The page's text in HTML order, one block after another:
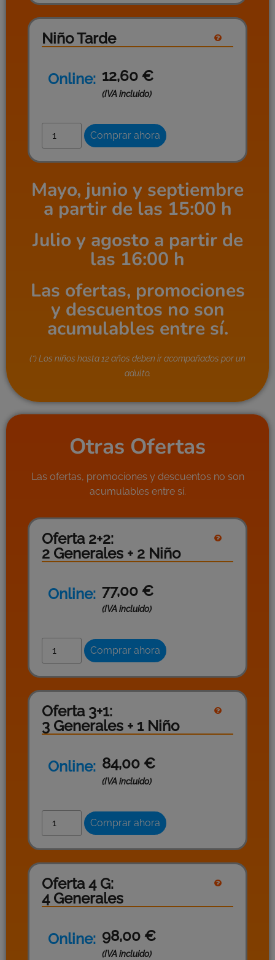
Niño Tarde
Online: 12,60 €
(IVA incluido)
Comprar ahora
Mayo, junio y septiembre
a partir de las 15:00 h
Julio y agosto a partir de
las 16:00 h
Las ofertas, promociones
y descuentos no son
acumulables entre sí.
(*) Los niños hasta 12 años deben ir acompañados por un
adulto.
Otras Ofertas
Las ofertas, promociones y descuentos no son
acumulables entre sí.
Oferta 2+2:
2 Generales + 2 Niño
Online: 77,00 €
(IVA incluido)
Comprar ahora
Oferta 3+1:
3 Generales + 1 Niño
Online: 84,00 €
(IVA incluido)
Comprar ahora
Oferta 4 G:
4 Generales
Online: 98,00 €
(IVA incluido)